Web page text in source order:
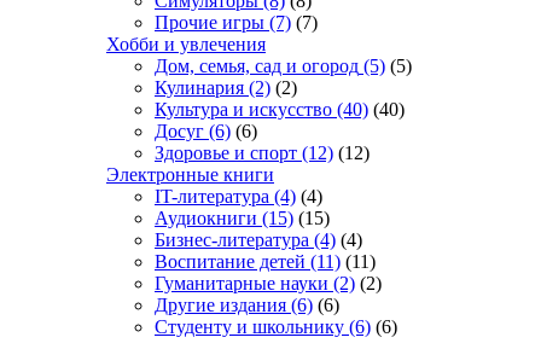
Прочие игры (7) (7)
Хобби и увлечения
Дом, семья, сад и огород (5) (5)
Кулинария (2) (2)
Культура и искусство (40) (40)
Досуг (6) (6)
Здоровье и спорт (12) (12)
Электронные книги
IT-литература (4) (4)
Аудиокниги (15) (15)
Бизнес-литература (4) (4)
Воспитание детей (11) (11)
Гуманитарные науки (2) (2)
Другие издания (6) (6)
Студенту и школьнику (6) (6)